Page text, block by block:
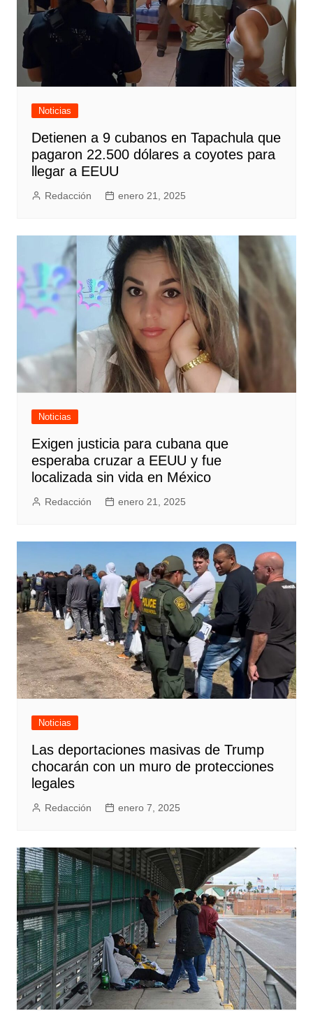
Noticias
Detienen a 9 cubanos en Tapachula que
pagaron 22.500 dólares a coyotes para
llegar a EEUU
Redacción enero 21, 2025
Noticias
Exigen justicia para cubana que
esperaba cruzar a EEUU y fue
localizada sin vida en México
Redacción enero 21, 2025
Noticias
Las deportaciones masivas de Trump
chocarán con un muro de protecciones
legales
Redacción enero 7, 2025